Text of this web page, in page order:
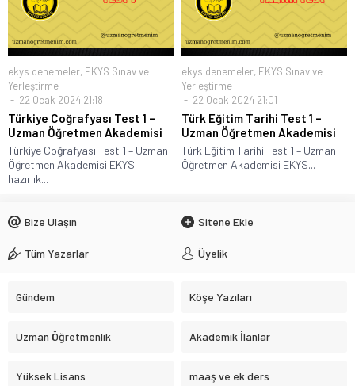
ekys denemeler, EKYS Sınav ve
Yerleştirme
22 Ocak 2024 21:18
Türkiye Coğrafyası Test 1 –
Uzman Öğretmen Akademisi
Türkiye Coğrafyası Test 1 – Uzman
Öğretmen Akademisi EKYS
hazırlık...
ekys denemeler, EKYS Sınav ve
Yerleştirme
22 Ocak 2024 21:01
Türk Eğitim Tarihi Test 1 –
Uzman Öğretmen Akademisi
Türk Eğitim Tarihi Test 1 – Uzman
Öğretmen Akademisi EKYS...
Bize Ulaşın Sitene Ekle
Tüm Yazarlar Üyelik
Gündem Köşe Yazıları
Uzman Öğretmenlik Akademik İlanlar
Yüksek Lisans maaş ve ek ders